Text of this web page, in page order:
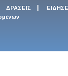
ΔΡΑΣΕΙΣ